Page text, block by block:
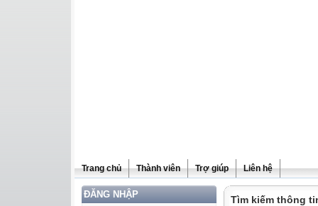
Trang chủ Thành viên Trợ giúp Liên hệ
ĐĂNG NHẬP Tìm kiếm thông